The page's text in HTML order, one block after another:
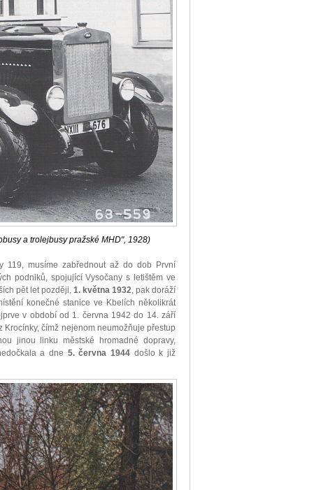
a trolejbusy pražské MHD", 1928)
119, musíme zabřednout až do dob První
podniků, spojující Vysočany s letištěm ve
pět let později, 1. května 1932, pak doráží
konečné stanice ve Kbelích několikrát
v období od 1. června 1942 do 14. září
čímž nejenom neumožňuje přestup
jinou linku městské hromadné dopravy,
a dne 5. června 1944došlo k již